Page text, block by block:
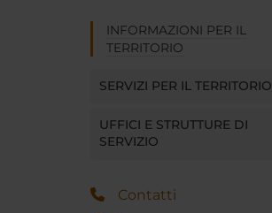
INFORMAZIONI PER IL
TERRITORIO
SERVIZI PER IL TERRITORIO
UFFICI E STRUTTURE DI
SERVIZIO
Contatti